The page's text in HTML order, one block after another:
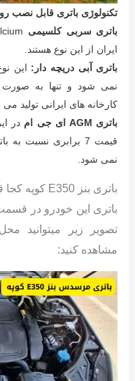
تکنولوژی باتری قابل نصب
باتری سربی کلسیمی
ایران از این نوع هستند.
باتری آبی دریچه دار: این
نمی شود و تنها به صورت
کارخانه های ایرانی تولید می
باتری AGM ای جی ام
در
قیمت 7 برابری نسبت
نمی شود.
باتری بنز E350 کوپه کجا قرار دارد؟
باتری این خودرو در
تصویر زیر میتوانید
مشاهده کنید: